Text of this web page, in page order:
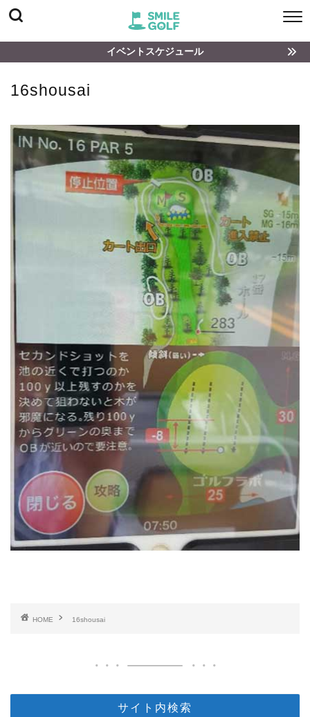
イベントスケジュール
16shousai
HOME 16shousai
サイト内検索